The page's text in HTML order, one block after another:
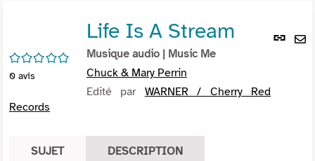
Lien
/5
0 avis
Life Is A Stream
Musique audio | Music Me
Chuck & Mary Perrin
Edité par WARNER / Cherry Red
Records
SUJET DESCRIPTION